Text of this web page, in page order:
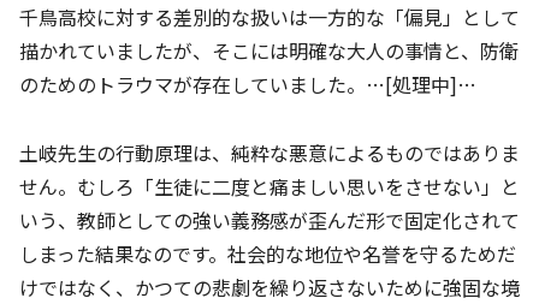
千鳥高校に対する差別的な扱いは一方的な「偏見」として
描かれていましたが、そこには明確な大人の事情と、防衛
のためのトラウマが存在していました。…[処理中]…
土岐先生の行動原理は、純粋な悪意によるものではありま
せん。むしろ「生徒に二度と痛ましい思いをさせない」と
いう、教師としての強い義務感が歪んだ形で固定化されて
しまった結果なのです。社会的な地位や名誉を守るためだ
けではなく、かつての悲劇を繰り返さないために強固な境